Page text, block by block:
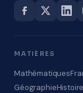
MATIÈRES
Mathématiques
GéographieHistoire